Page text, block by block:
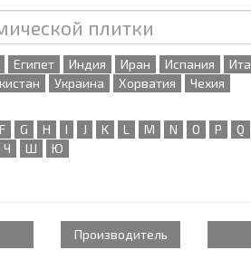
Египет Индия Иран Испания
Украина Хорватия Чехия
F G H I J K L M N O P Q
Ч Ш Ю
Производитель